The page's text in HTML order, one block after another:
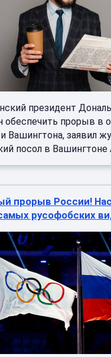
президент
обеспечить прорыв в
Вашингтона, заявил
посол в Вашингтоне
прорыв России!
русофобских